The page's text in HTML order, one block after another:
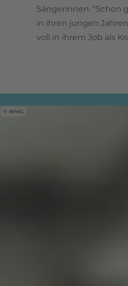
Sängerinnen. "Schon
in ihren jungen
voll in ihrem Job als
WMG